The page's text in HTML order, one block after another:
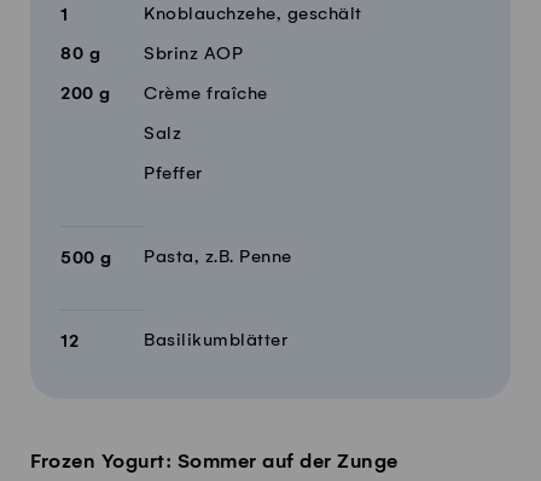
1 Knoblauchzehe, geschält
80 g Sbrinz AOP
200 g Crème fraîche
Salz
Pfeffer
500 g Pasta, z.B. Penne
12 Basilikumblätter
Frozen Yogurt: Sommer auf der Zunge